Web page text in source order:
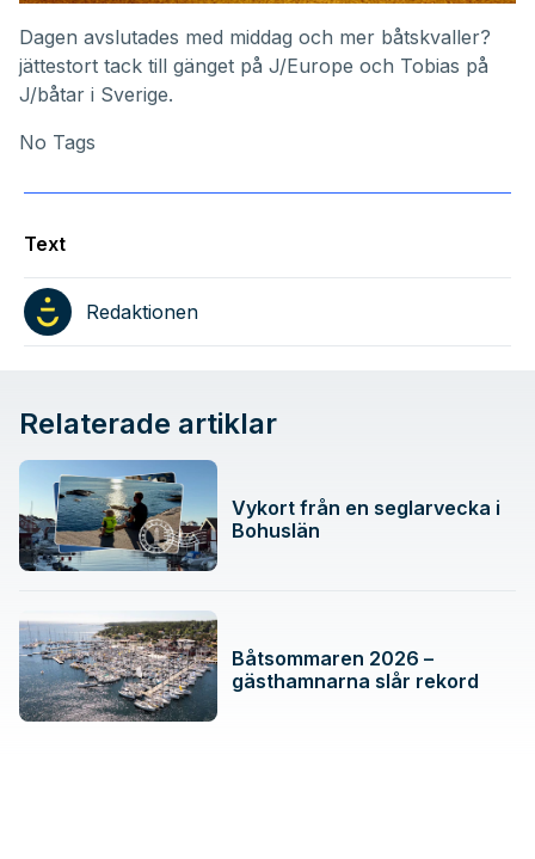
Dagen avslutades med middag och mer båtskvaller?
jättestort tack till gänget på J/Europe och Tobias på
J/båtar i Sverige.
No Tags
Text
Redaktionen
Relaterade artiklar
Vykort från en seglarvecka i
Bohuslän
Båtsommaren 2026 –
gästhamnarna slår rekord